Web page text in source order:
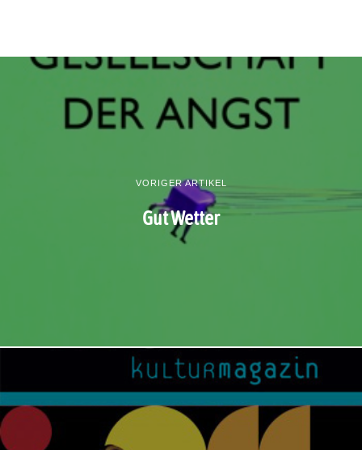
VORIGER ARTIKEL
Gut Wetter